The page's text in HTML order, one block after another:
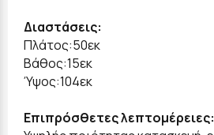
Διαστάσεις:
Πλάτος:50εκ
Βάθος:15εκ
Ύψος:104εκ
Επιπρόσθετες λεπτομέρειες: